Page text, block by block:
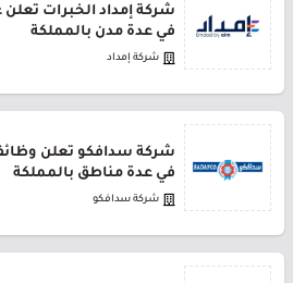
شركة إمداد الخبرات
في عدة مدن بالمملكة
شركة إمداد
شركة سدافكو تعلن وظائف
في عدة مناطق بالمملكة
شركة سدافكو